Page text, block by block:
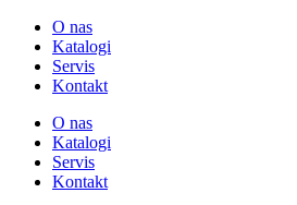
O nas
Katalogi
Servis
Kontakt
O nas
Katalogi
Servis
Kontakt